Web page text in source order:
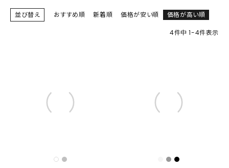
並び替え おすすめ順 新着順 価格が安い順 価格が高い順
4件中 1-4件表示